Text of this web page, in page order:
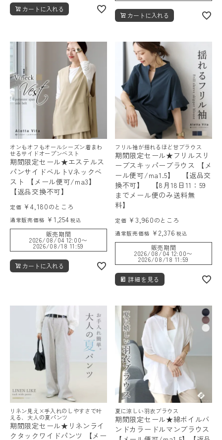
カートに入れる
カートに入れる
オンもオフもオールシーズン着まわ
せるサイドオープンベスト
期間限定セール★エステルス
パンサイドベルトVネックベ
スト 【メール便可/ma3】
【返品交換不可】
定価 ¥4,180のところ
通常販売価格 ¥ 1,254 税込
販売期間
2026/08/04 12:00〜
2026/08/18 11:59
カートに入れる
フリル袖が揺れるほど甘ブラウス
期間限定セール★フリルスリ
ーブスキッパーブラウス 【メ
ール便可/ma1.5】 【返品交
換不可】 【8月18日11：59
までメール便のみ送料無
料】
定価 ¥3,960のところ
通常販売価格 ¥ 2,376 税込
販売期間
2026/08/04 12:00〜
2026/08/18 11:59
詳細を見る
リネン見え×手入れのしやすさで叶
える、大人の夏パンツ
期間限定セール★リネンライ
クタックワイドパンツ 【メー
夏に涼しい羽衣ブラウス
期間限定セール★綿ボイルバ
ンドカラードルマンブラウス